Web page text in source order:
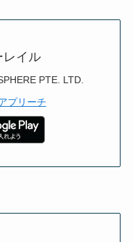
レイル
PTE. LTD.
プリーチ